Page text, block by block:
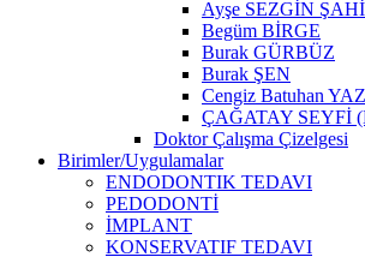
Ayşe SEZGİN
Begüm BİRGE
Burak GÜRBÜZ
Burak ŞEN
Cengiz Batuhan
ÇAĞATAY SEYFİ
Doktor Çalışma Çizelgesi
Birimler/Uygulamalar
ENDODONTIK TEDAVI
PEDODONTİ
İMPLANT
KONSERVATIF TEDAVI